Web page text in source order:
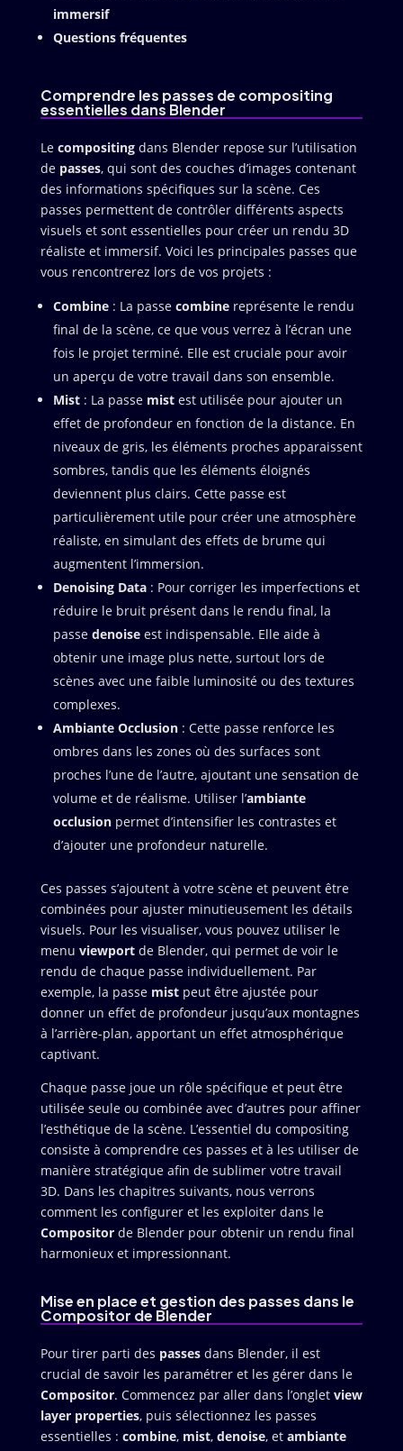
immersif
Questions fréquentes
Comprendre les passes de compositing
essentielles dans Blender
Le compositingdans Blender repose sur l’utilisation
de passes, qui sont des couches d’images contenant
des informations spécifiques sur la scène. Ces
passes permettent de contrôler différents aspects
visuels et sont essentielles pour créer un rendu 3D
réaliste et immersif. Voici les principales passes que
vous rencontrerez lors de vos projets :
Combine: La passe combinereprésente le rendu
final de la scène, ce que vous verrez à l’écran une
fois le projet terminé. Elle est cruciale pour avoir
un aperçu de votre travail dans son ensemble.
Mist: La passe mistest utilisée pour ajouter un
effet de profondeur en fonction de la distance. En
niveaux de gris, les éléments proches apparaissent
sombres, tandis que les éléments éloignés
deviennent plus clairs. Cette passe est
particulièrement utile pour créer une atmosphère
réaliste, en simulant des effets de brume qui
augmentent l’immersion.
Denoising Data: Pour corriger les imperfections et
réduire le bruit présent dans le rendu final, la
passe denoiseest indispensable. Elle aide à
obtenir une image plus nette, surtout lors de
scènes avec une faible luminosité ou des textures
complexes.
Ambiante Occlusion: Cette passe renforce les
ombres dans les zones où des surfaces sont
proches l’une de l’autre, ajoutant une sensation de
volume et de réalisme. Utiliser l’ambiante
occlusionpermet d’intensifier les contrastes et
d’ajouter une profondeur naturelle.
Ces passes s’ajoutent à votre scène et peuvent être
combinées pour ajuster minutieusement les détails
visuels. Pour les visualiser, vous pouvez utiliser le
menu viewportde Blender, qui permet de voir le
rendu de chaque passe individuellement. Par
exemple, la passe mistpeut être ajustée pour
donner un effet de profondeur jusqu’aux montagnes
à l’arrière-plan, apportant un effet atmosphérique
captivant.
Chaque passe joue un rôle spécifique et peut être
utilisée seule ou combinée avec d’autres pour affiner
l’esthétique de la scène. L’essentiel du compositing
consiste à comprendre ces passes et à les utiliser de
manière stratégique afin de sublimer votre travail
3D. Dans les chapitres suivants, nous verrons
comment les configurer et les exploiter dans le
Compositorde Blender pour obtenir un rendu final
harmonieux et impressionnant.
Mise en place et gestion des passes dans le
Compositor de Blender
Pour tirer parti des passesdans Blender, il est
crucial de savoir les paramétrer et les gérer dans le
Compositor. Commencez par aller dans l’onglet view
layer properties, puis sélectionnez les passes
essentielles : combine, mist, denoise, et ambiante